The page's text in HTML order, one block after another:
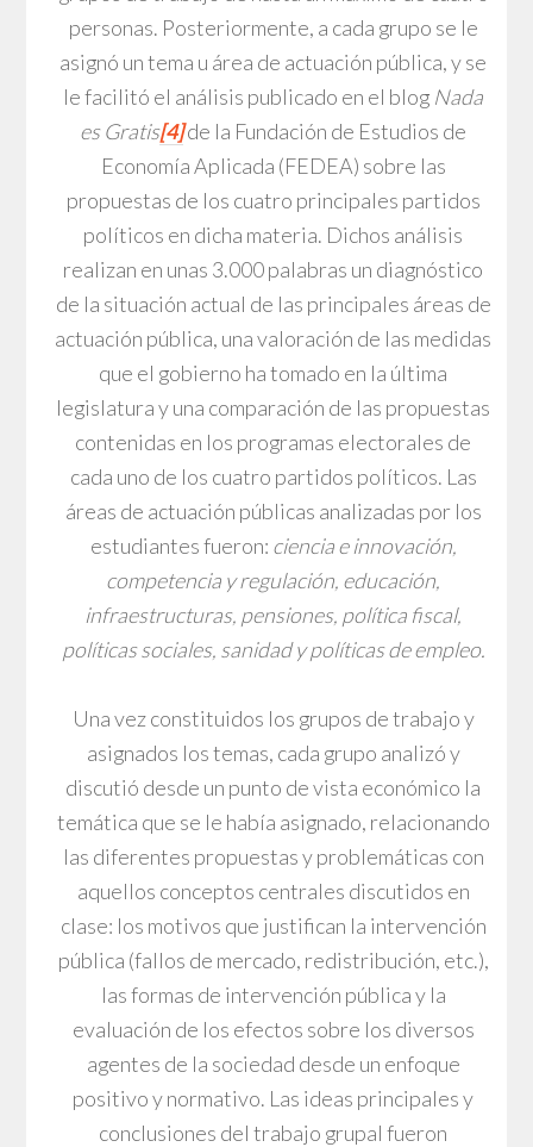
personas. Posteriormente, a cada grupo se le
asignó un tema u área de actuación pública, y se
le facilitó el análisis publicado en el blog Nada
es Gratis[4]de la Fundación de Estudios de
Economía Aplicada (FEDEA) sobre las
propuestas de los cuatro principales partidos
políticos en dicha materia. Dichos análisis
realizan en unas 3.000 palabras un diagnóstico
de la situación actual de las principales áreas de
actuación pública, una valoración de las medidas
que el gobierno ha tomado en la última
legislatura y una comparación de las propuestas
contenidas en los programas electorales de
cada uno de los cuatro partidos políticos. Las
áreas de actuación públicas analizadas por los
estudiantes fueron: ciencia e innovación,
competencia y regulación, educación,
infraestructuras, pensiones, política fiscal,
políticas sociales, sanidad y políticas de empleo.
Una vez constituidos los grupos de trabajo y
asignados los temas, cada grupo analizó y
discutió desde un punto de vista económico la
temática que se le había asignado, relacionando
las diferentes propuestas y problemáticas con
aquellos conceptos centrales discutidos en
clase: los motivos que justifican la intervención
pública (fallos de mercado, redistribución, etc.),
las formas de intervención pública y la
evaluación de los efectos sobre los diversos
agentes de la sociedad desde un enfoque
positivo y normativo. Las ideas principales y
conclusiones del trabajo grupal fueron